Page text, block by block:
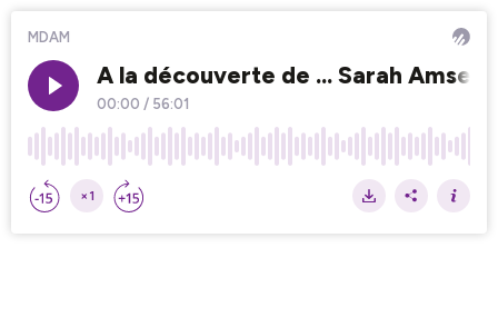
MDAM
A la découverte de ... Sarah
00:00 / 56:01
×1